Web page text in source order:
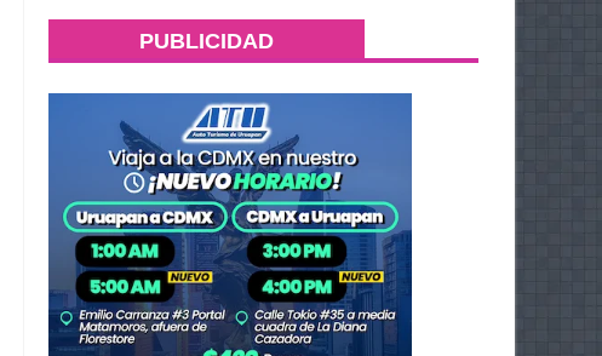
PUBLICIDAD